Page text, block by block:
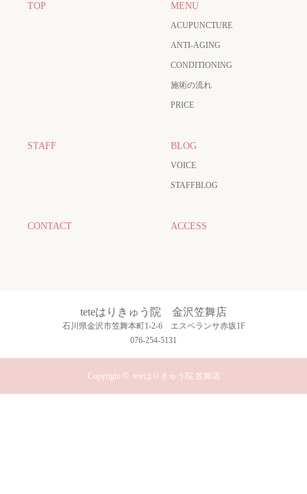
TOP MENU
ACUPUNCTURE
ANTI-AGING
CONDITIONING
施術の流れ
PRICE
STAFF BLOG
VOICE
STAFFBLOG
CONTACT ACCESS
teteはりきゅう院 金沢笠舞店
石川県金沢市笠舞本町1-2-6 エスペランサ赤坂1F
076-254-5131
Copyright © teteはりきゅう院 笠舞店